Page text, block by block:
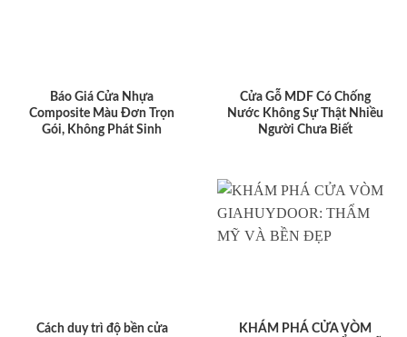
Báo Giá Cửa Nhựa
Composite Màu Đơn Trọn
Gói, Không Phát Sinh
Cửa Gỗ MDF Có Chống
Nước Không Sự Thật Nhiều
Người Chưa Biết
Cách duy trì độ bền cửa
KHÁM PHÁ CỬA VÒM